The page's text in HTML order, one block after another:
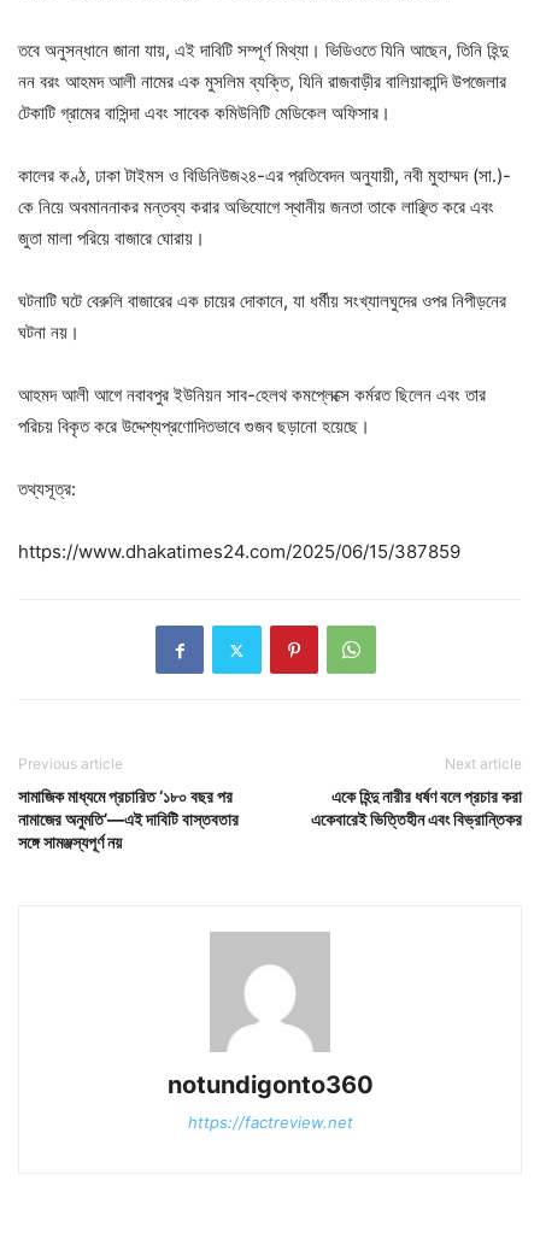
তবে অনুসন্ধানে জানা যায়, এই দাবিটি সম্পূর্ণ মিথ্যা। ভিডিওতে যিনি আছেন, তিনি হিন্দু
নন বরং আহমদ আলী নামের এক মুসলিম ব্যক্তি, যিনি রাজবাড়ীর বালিয়াকান্দি উপজেলার
টেকাটি গ্রামের বাসিন্দা এবং সাবেক কমিউনিটি মেডিকেল অফিসার।
কালের কণ্ঠ, ঢাকা টাইমস ও বিডিনিউজ২৪-এর প্রতিবেদন অনুযায়ী, নবী মুহাম্মদ (সা.)-
কে নিয়ে অবমাননাকর মন্তব্য করার অভিযোগে স্থানীয় জনতা তাকে লাঞ্ছিত করে এবং
জুতা মালা পরিয়ে বাজারে ঘোরায়।
ঘটনাটি ঘটে বেরুলি বাজারের এক চায়ের দোকানে, যা ধর্মীয় সংখ্যালঘুদের ওপর নিপীড়নের
ঘটনা নয়।
আহমদ আলী আগে নবাবপুর ইউনিয়ন সাব-হেলথ কমপ্লেক্সে কর্মরত ছিলেন এবং তার
পরিচয় বিকৃত করে উদ্দেশ্যপ্রণোদিতভাবে গুজব ছড়ানো হয়েছে।
তথ্যসূত্র:
https://www.dhakatimes24.com/2025/06/15/387859
Previous article
সামাজিক মাধ্যমে প্রচারিত ‘১৮০ বছর পর
নামাজের অনুমতি’—এই দাবিটি বাস্তবতার
সঙ্গে সামঞ্জস্যপূর্ণ নয়
Next article
একে হিন্দু নারীর ধর্ষণ বলে প্রচার করা
একেবারেই ভিত্তিহীন এবং বিভ্রান্তিকর
notundigonto360
https://factreview.net